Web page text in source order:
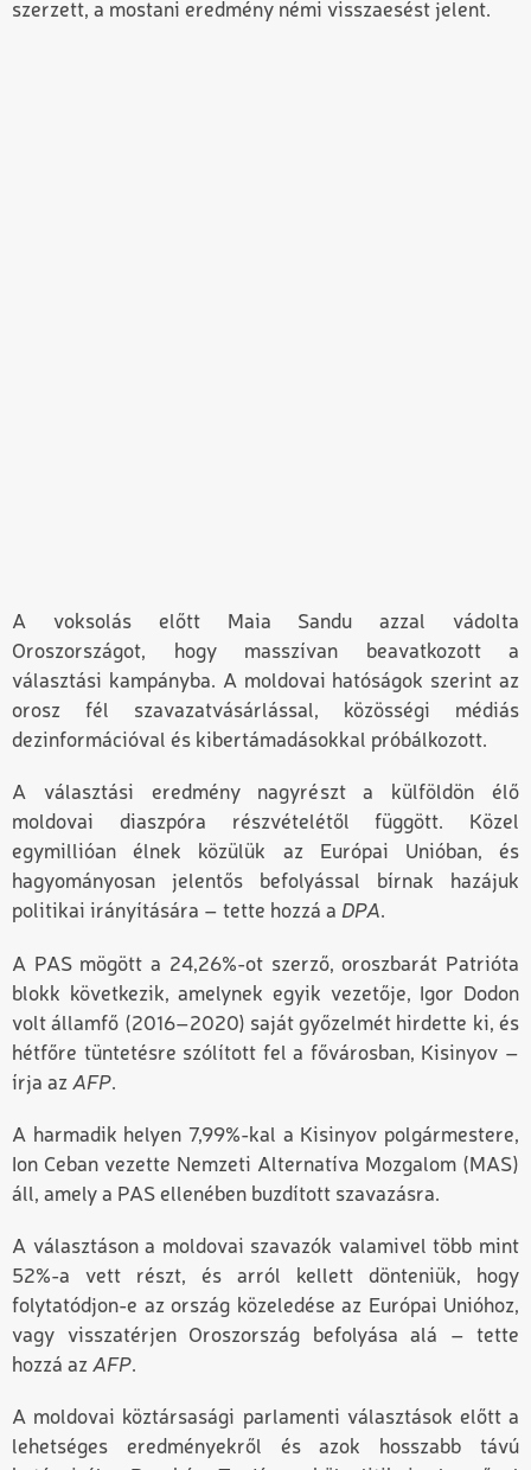
szerzett, a mostani eredmény némi visszaesést jelent.
A voksolás előtt Maia Sandu azzal vádolta
Oroszországot, hogy masszívan beavatkozott a
választási kampányba. A moldovai hatóságok szerint az
orosz fél szavazatvásárlással, közösségi médiás
dezinformációval és kibertámadásokkal próbálkozott.
A választási eredmény nagyrészt a külföldön élő
moldovai diaszpóra részvételétől függött. Közel
egymillióan élnek közülük az Európai Unióban, és
hagyományosan jelentős befolyással bírnak hazájuk
politikai irányítására – tette hozzá a DPA.
A PAS mögött a 24,26%-ot szerző, oroszbarát Patrióta
blokk következik, amelynek egyik vezetője, Igor Dodon
volt államfő (2016–2020) saját győzelmét hirdette ki, és
hétfőre tüntetésre szólított fel a fővárosban, Kisinyov –
írja az AFP.
A harmadik helyen 7,99%-kal a Kisinyov polgármestere,
Ion Ceban vezette Nemzeti Alternatíva Mozgalom (MAS)
áll, amely a PAS ellenében buzdított szavazásra.
A választáson a moldovai szavazók valamivel több mint
52%-a vett részt, és arról kellett dönteniük, hogy
folytatódjon-e az ország közeledése az Európai Unióhoz,
vagy visszatérjen Oroszország befolyása alá – tette
hozzá az AFP.
A moldovai köztársasági parlamenti választások előtt a
lehetséges eredményekről és azok hosszabb távú